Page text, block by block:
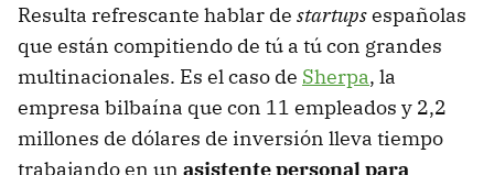
Resulta refrescante hablar de startupsespañolas
que están compitiendo de tú a tú con grandes
multinacionales. Es el caso de Sherpa, la
empresa bilbaína que con 11 empleados y 2,2
millones de dólares de inversión lleva tiempo
trabajando en un asistente personal para